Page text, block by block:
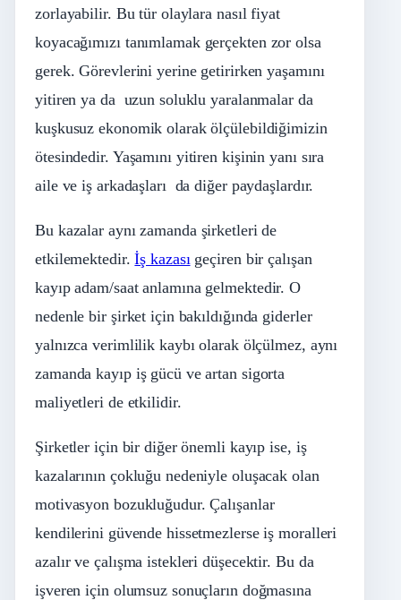
zorlayabilir. Bu tür olaylara nasıl fiyat
koyacağımızı tanımlamak gerçekten zor olsa
gerek. Görevlerini yerine getirirken yaşamını
yitiren ya da uzun soluklu yaralanmalar da
kuşkusuz ekonomik olarak ölçülebildiğimizin
ötesindedir. Yaşamını yitiren kişinin yanı sıra
aile ve iş arkadaşları da diğer paydaşlardır.
Bu kazalar aynı zamanda şirketleri de
etkilemektedir.İş kazasıgeçiren bir çalışan
kayıp adam/saat anlamına gelmektedir. O
nedenle bir şirket için bakıldığında giderler
yalnızca verimlilik kaybı olarak ölçülmez, aynı
zamanda kayıp iş gücü ve artan sigorta
maliyetleri de etkilidir.
Şirketler için bir diğer önemli kayıp ise, iş
kazalarının çokluğu nedeniyle oluşacak olan
motivasyon bozukluğudur. Çalışanlar
kendilerini güvende hissetmezlerse iş moralleri
azalır ve çalışma istekleri düşecektir. Bu da
işveren için olumsuz sonuçların doğmasına